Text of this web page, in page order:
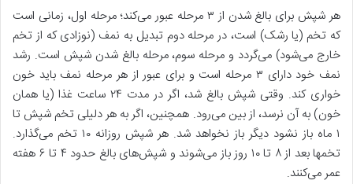
هر شپش برای بالغ شدن از ۳ مرحله عبور می‌کند؛ مرحله اول، زمانی است
که تخم (یا رشک) است، در مرحله دوم تبدیل به نمف (نوزادی که از تخم
خارج می‌شود) می­‌گردد و مرحله سوم، مرحله بالغ شدن شپش است. رشد
نمف خود دارای ۳ مرحله است و برای عبور از هر مرحله نمف باید خون
خواری کند. وقتی شپش بالغ شد، اگر در مدت ۲۴ ساعت غذا (یا همان
خون) به آن نرسد، از بین می‌رود. همچنین، اگر به هر دلیلی تخم شپش تا
۱ ماه باز نشود دیگر باز نخواهد شد. هر شپش روزانه ۱۰ تخم می‌گذارد.
تخم­ها بعد از ۸ تا ۱۰ روز باز می‌شوند و شپش‌های بالغ حدود ۴ تا ۶ هفته
عمر می‌کنند.